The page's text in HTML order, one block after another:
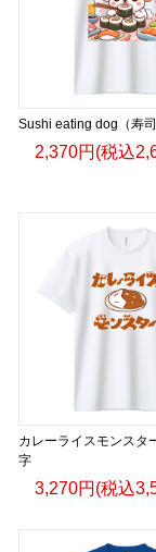
Sushi eating dog（寿司
2,370円(税込
カレーライスモンスタ
字
3,270円(税込